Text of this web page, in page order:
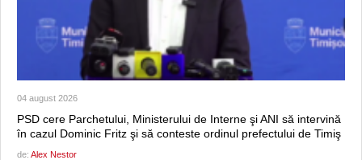
04 august 2026
PSD cere Parchetului, Ministerului de Interne şi ANI să intervină
în cazul Dominic Fritz şi să conteste ordinul prefectului de Timiş
de: Alex Nestor